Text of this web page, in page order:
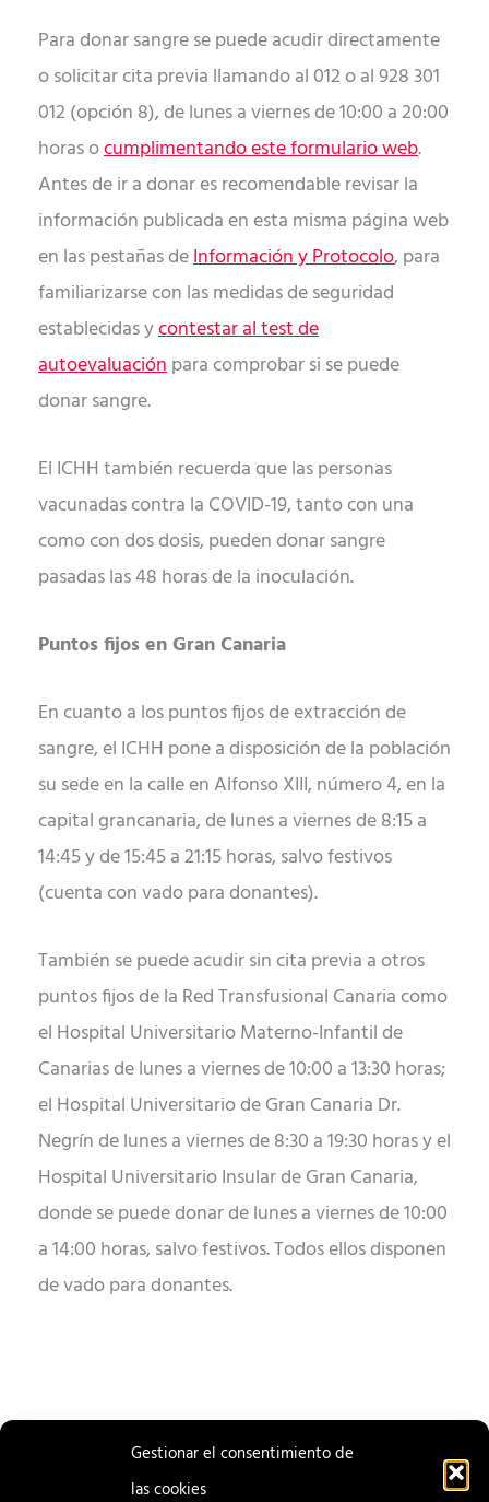
Gestionar el consentimiento de
las cookies
Para donar sangre se puede acudir directamente
o solicitar cita previa llamando al 012 o al 928 301
012 (opción 8), de lunes a viernes de 10:00 a 20:00
horas ocumplimentando este formulario web.
Antes de ir a donar es recomendable revisar la
información publicada en esta misma página web
en las pestañas deInformación y Protocolo, para
familiarizarse con las medidas de seguridad
establecidas ycontestar al test de
autoevaluaciónpara comprobar si se puede
donar sangre.
El ICHH también recuerda que las personas
vacunadas contra la COVID-19, tanto con una
como con dos dosis, pueden donar sangre
pasadas las 48 horas de la inoculación.
Puntos fijos en Gran Canaria
En cuanto a los puntos fijos de extracción de
sangre, el ICHH pone a disposición de la población
su sede en la calle en Alfonso XIII, número 4, en la
capital grancanaria, de lunes a viernes de 8:15 a
14:45 y de 15:45 a 21:15 horas, salvo festivos
(cuenta con vado para donantes).
También se puede acudir sin cita previa a otros
puntos fijos de la Red Transfusional Canaria como
el Hospital Universitario Materno-Infantil de
Canarias de lunes a viernes de 10:00 a 13:30 horas;
el Hospital Universitario de Gran Canaria Dr.
Negrín de lunes a viernes de 8:30 a 19:30 horas y el
Hospital Universitario Insular de Gran Canaria,
donde se puede donar de lunes a viernes de 10:00
a 14:00 horas, salvo festivos. Todos ellos disponen
de vado para donantes.
ENTRADA